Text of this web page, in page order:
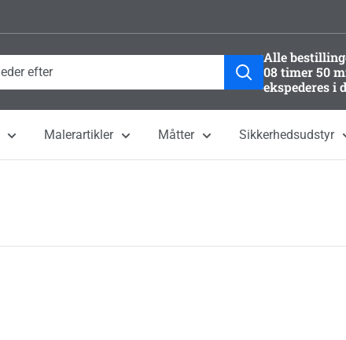
Alle
08 timer 50
ekspederes i
Malerartikler Måtter Sikkerhedsudstyr